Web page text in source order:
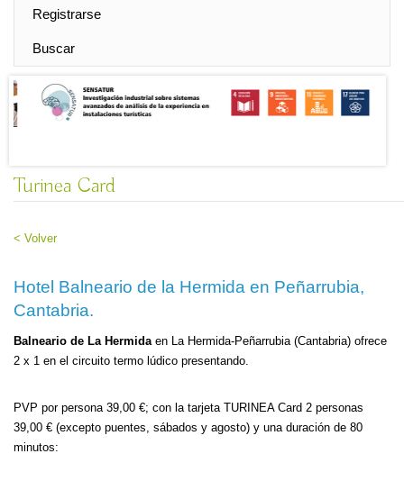
Registrarse
Buscar
Turinea Card
< Volver
Hotel Balneario de la Hermida en Peñarrubia,
Cantabria.
Balneario de La Hermidaen La Hermida-Peñarrubia (Cantabria) ofrece
2 x 1 en el circuito termo lúdico presentando.
PVP por persona 39,00 €; con la tarjeta TURINEA Card 2 personas
39,00 € (excepto puentes, sábados y agosto) y una duración de 80
minutos: